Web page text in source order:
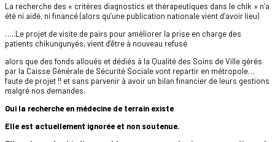
La recherche des « critères diagnostics et thérapeutiques dans le chik » n’a
été ni aidé, ni financé (alors qu’une publication nationale vient d’avoir lieu)
…..Le projet de visite de pairs pour améliorer la prise en charge des
patients chikungunyés, vient d’être à nouveau refusé
alors que des fonds alloués et dédiés à la Qualité des Soins de Ville gérés
par la Caisse Générale de Sécurité Sociale vont repartir en métropole…
faute de projet !! et sans parvenir à avoir un bilan financier de leurs gestions
malgré nos demandes.
Oui la recherche en médecine de terrain existe
Elle est actuellement ignorée et non soutenue.